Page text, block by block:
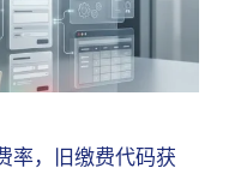
率，旧缴费代码获